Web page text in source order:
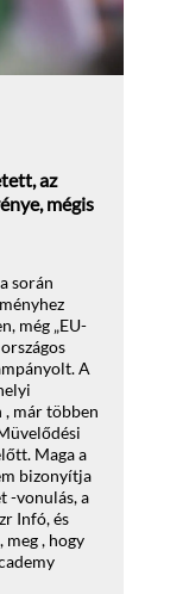
az
mégis
során
még „EU-
A
, már többen
Maga a
bizonyítja
-vonulás, a
Infó, és
, hogy